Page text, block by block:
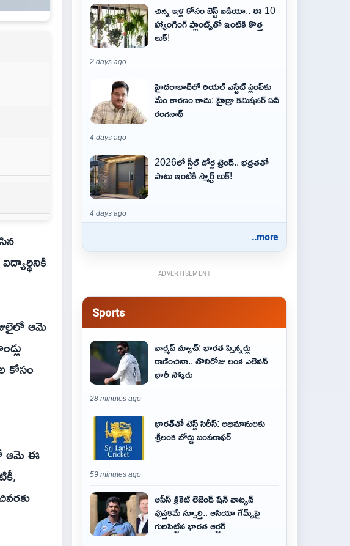
ఆమె
కోసం
ఆమె ఈ
చిన్న ఇళ్ల కోసం బెస్ట్ ఐడియా.. ఈ 10
హ్యాంగింగ్ ప్లాంట్స్‌తో ఇంటికి కొత్త
లుక్!
2 days ago
హైదరాబాద్‌లో రియల్ ఎస్టేట్ స్లంప్‌కు
మేం కారణం కాదు: హైడ్రా కమిషనర్ ఏవీ
రంగనాథ్
4 days ago
2026లో స్టీల్ డోర్ల ట్రెండ్.. భద్రతతో
పాటు ఇంటికి స్మార్ట్ లుక్!
4 days ago
..more
ADVERTISEMENT
Sports
వార్మప్ మ్యాచ్: భారత స్పిన్నర్లు
రాణించినా.. తొలిరోజు లంక ఎలెవన్
భారీ స్కోరు
28 minutes ago
భారత్‌తో టెస్ట్ సిరీస్: అభిమానులకు
శ్రీలంక బోర్డు బంపరాఫర్
59 minutes ago
ఆసీస్ క్రికెట్ లెజెండ్ షేన్ వాట్సన్
పుస్తకమే స్ఫూర్తి.. ఆసియా గేమ్స్‌పై
గురిపెట్టిన భారత ఆర్చర్